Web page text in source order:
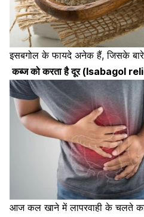
इसबगोल के फायदे अनेक हैं, जिसके बारे
कब्ज को करता है दूर (Isabagol
आज कल खाने में लापरवाही के चलते